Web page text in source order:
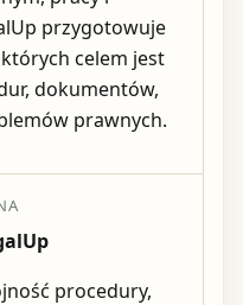
przygotowuje
celem jest
dokumentów,
prawnych.
procedury,